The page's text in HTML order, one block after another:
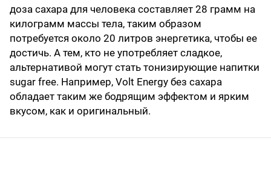
доза сахара для человека составляет 28 грамм на
килограмм массы тела, таким образом
потребуется около 20 литров энергетика, чтобы ее
достичь. А тем, кто не употребляет сладкое,
альтернативой могут стать тонизирующие напитки
sugar free. Например, Volt Energy без сахара
обладает таким же бодрящим эффектом и ярким
вкусом, как и оригинальный.